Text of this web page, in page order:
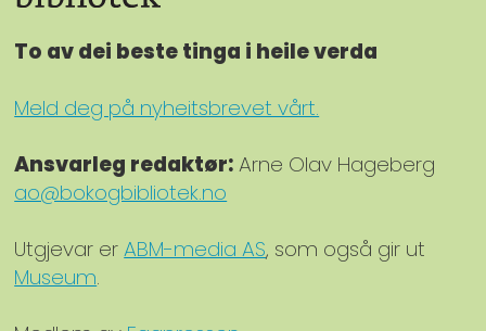
To av dei beste tinga i heile verda
Meld deg på nyheitsbrevet vårt.
Ansvarleg redaktør:Arne Olav Hageberg
ao@bokogbibliotek.no
Utgjevar erABM-media AS, som også gir ut
Museum.